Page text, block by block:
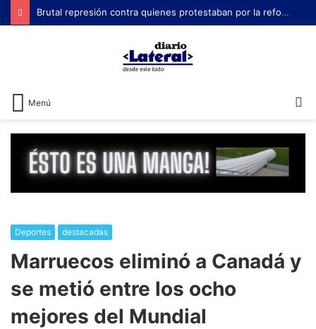
Menú
Deportes destacadas
Marruecos eliminó a Canadá y
se metió entre los ocho
mejores del Mundial